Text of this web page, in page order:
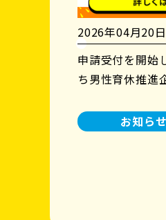
2026年04月20日
申請受付を開始
ち男性育休推進
お知らせ